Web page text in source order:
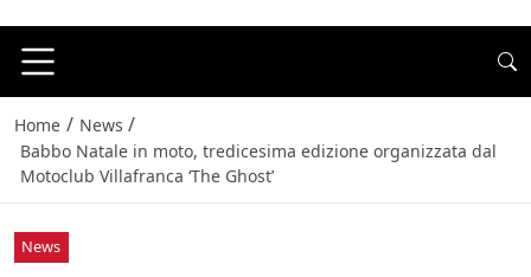
Home / News /
Babbo Natale in moto, tredicesima edizione organizzata dal
Motoclub Villafranca ‘The Ghost’
News